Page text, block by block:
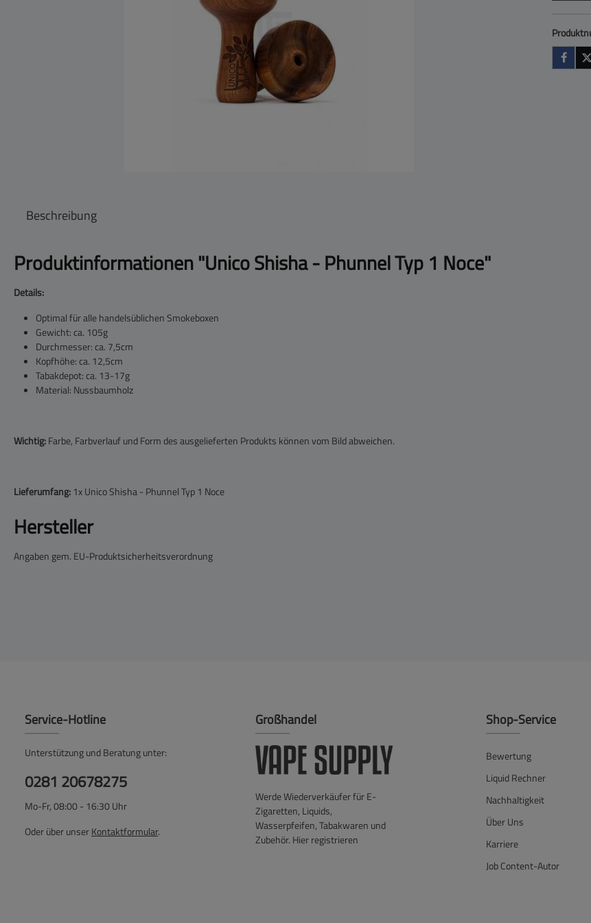
Beschreibung
Produktinformationen "Unico Shisha - Phunnel Typ 1 Noce"
Details:
Optimal für alle handelsüblichen Smokeboxen
Gewicht: ca. 105g
Durchmesser: ca. 7,5cm
Kopfhöhe: ca. 12,5cm
Tabakdepot: ca. 13-17g
Material: Nussbaumholz
Wichtig:Farbe, Farbverlauf und Form des ausgelieferten Produkts können vom Bild abweichen.
Lieferumfang: 1x Unico Shisha - Phunnel Typ 1 Noce
Hersteller
Angaben gem. EU-Produktsicherheitsverordnung
Service-Hotline
Unterstützung und Beratung unter:
0281 20678275
Mo-Fr, 08:00 - 16:30 Uhr
Oder über unserKontaktformular.
Großhandel
Werde Wiederverkäufer für E-
Zigaretten, Liquids,
Wasserpfeifen, Tabakwaren und
Zubehör. Hier registrieren
Shop-Service
Bewertung
Liquid Rechner
Nachhaltigkeit
Über Uns
Karriere
Job Content-Autor